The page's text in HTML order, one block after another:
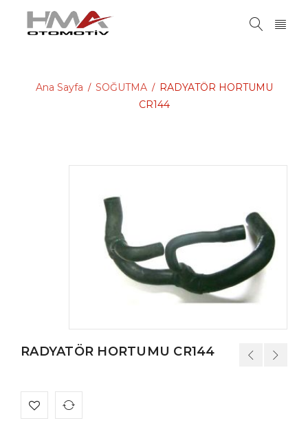
Ana Sayfa / SOĞUTMA / RADYATÖR HORTUMU
CR144
RADYATÖR HORTUMU CR144